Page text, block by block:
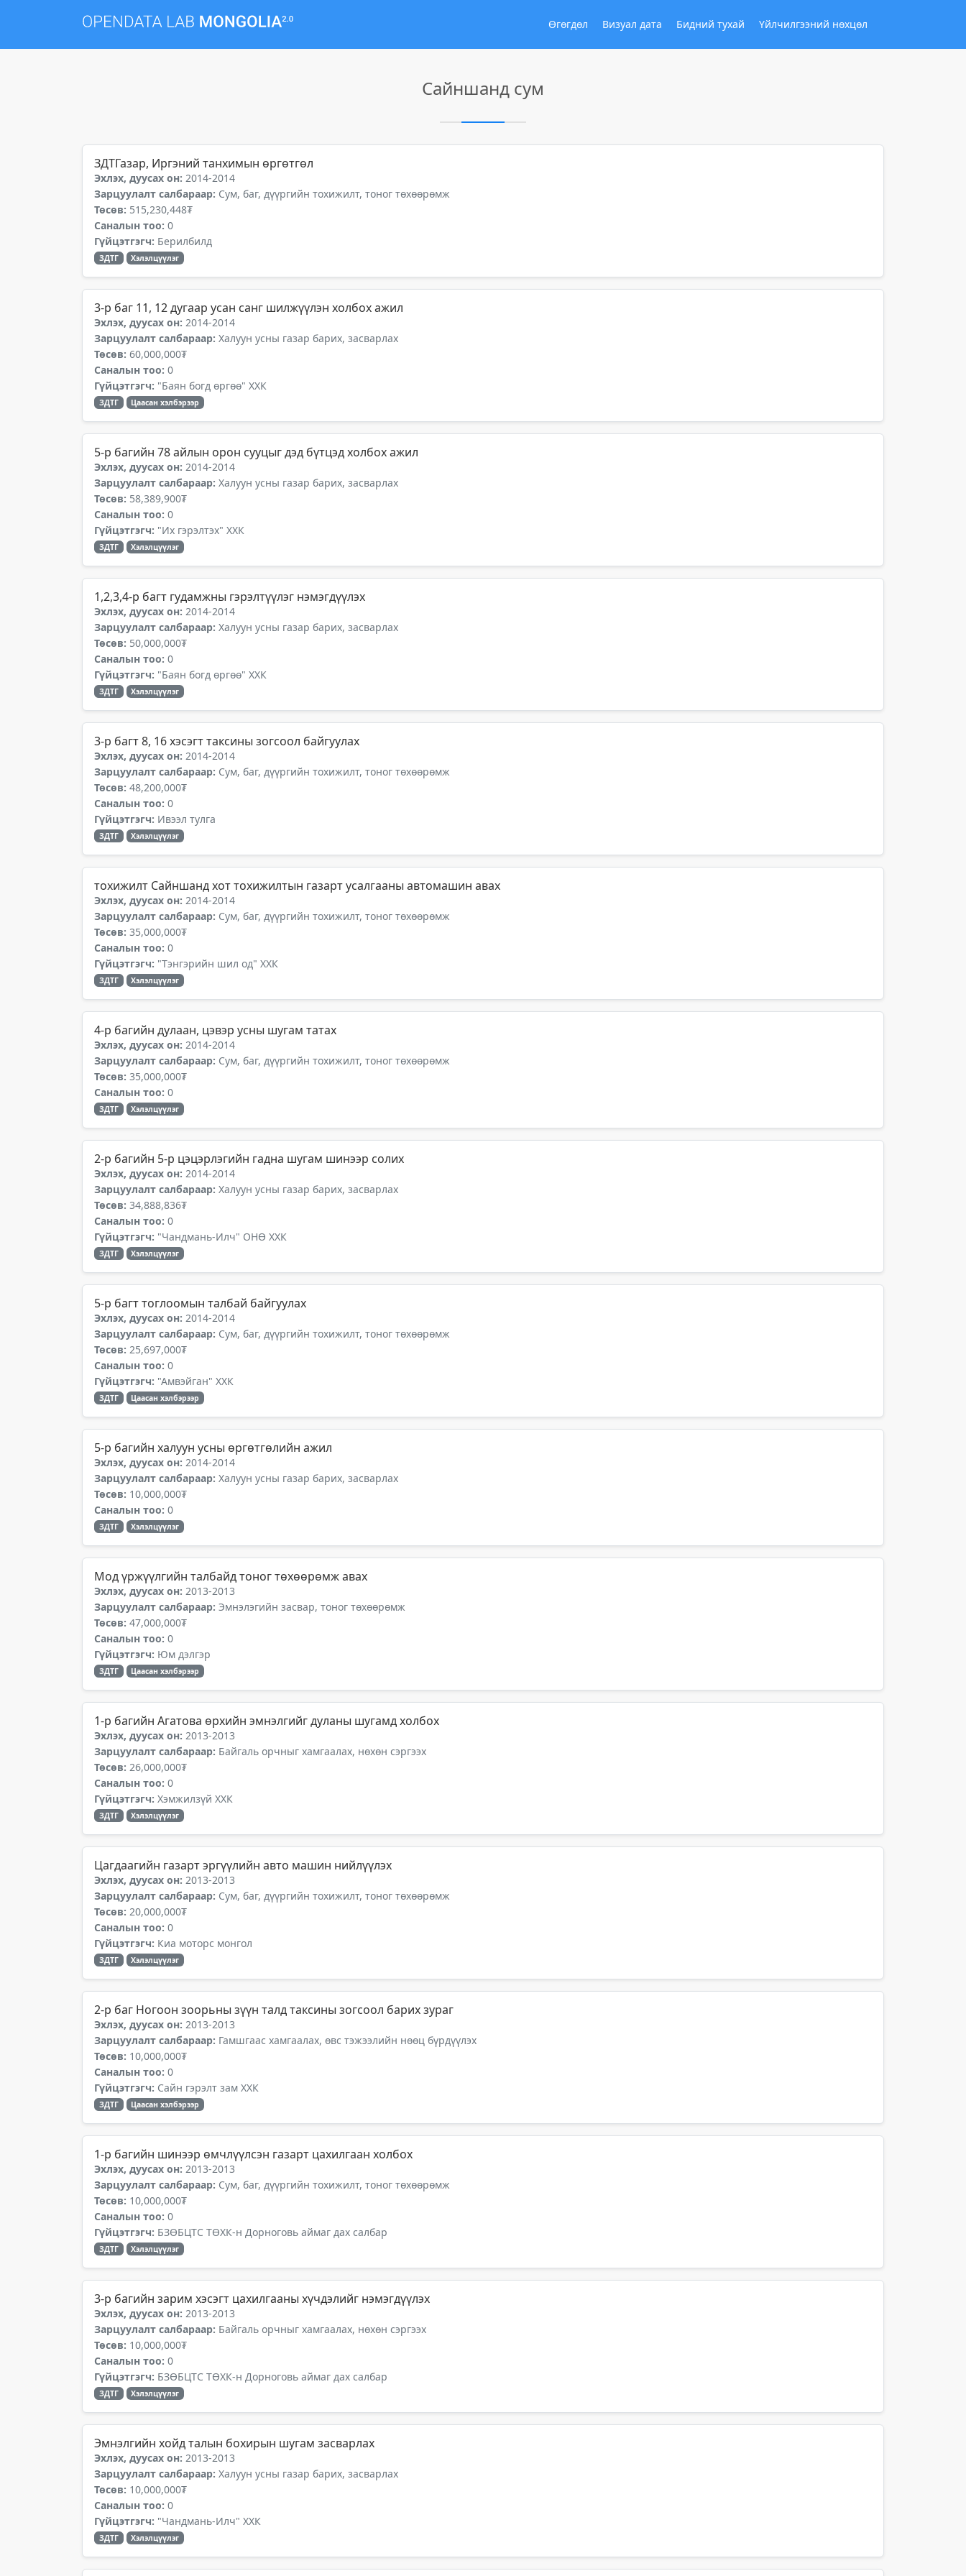
Өгөгдөл Визуал дата Бидний тухай Үйлчилгээний нөхцөл
Сайншанд сум
ЗДТГазар, Иргэний танхимын өргөтгөл
Эхлэх, дуусах он: 2014-2014
Зарцуулалт салбараар: Сум, баг, дүүргийн тохижилт, тоног төхөөрөмж
Төсөв: 515,230,448₮
Саналын тоо: 0
Гүйцэтгэгч: Берилбилд
ЗДТГ Хэлэлцүүлэг
3-р баг 11, 12 дугаар усан санг шилжүүлэн холбох ажил
Эхлэх, дуусах он: 2014-2014
Зарцуулалт салбараар: Халуун усны газар барих, засварлах
Төсөв: 60,000,000₮
Саналын тоо: 0
Гүйцэтгэгч: "Баян богд өргөө" ХХК
ЗДТГ Цаасан хэлбэрээр
5-р багийн 78 айлын орон сууцыг дэд бүтцэд холбох ажил
Эхлэх, дуусах он: 2014-2014
Зарцуулалт салбараар: Халуун усны газар барих, засварлах
Төсөв: 58,389,900₮
Саналын тоо: 0
Гүйцэтгэгч: "Их гэрэлтэх" ХХК
ЗДТГ Хэлэлцүүлэг
1,2,3,4-р багт гудамжны гэрэлтүүлэг нэмэгдүүлэх
Эхлэх, дуусах он: 2014-2014
Зарцуулалт салбараар: Халуун усны газар барих, засварлах
Төсөв: 50,000,000₮
Саналын тоо: 0
Гүйцэтгэгч: "Баян богд өргөө" ХХК
ЗДТГ Хэлэлцүүлэг
3-р багт 8, 16 хэсэгт таксины зогсоол байгуулах
Эхлэх, дуусах он: 2014-2014
Зарцуулалт салбараар: Сум, баг, дүүргийн тохижилт, тоног төхөөрөмж
Төсөв: 48,200,000₮
Саналын тоо: 0
Гүйцэтгэгч: Ивээл тулга
ЗДТГ Хэлэлцүүлэг
тохижилт Сайншанд хот тохижилтын газарт усалгааны автомашин авах
Эхлэх, дуусах он: 2014-2014
Зарцуулалт салбараар: Сум, баг, дүүргийн тохижилт, тоног төхөөрөмж
Төсөв: 35,000,000₮
Саналын тоо: 0
Гүйцэтгэгч: "Тэнгэрийн шил од" ХХК
ЗДТГ Хэлэлцүүлэг
4-р багийн дулаан, цэвэр усны шугам татах
Эхлэх, дуусах он: 2014-2014
Зарцуулалт салбараар: Сум, баг, дүүргийн тохижилт, тоног төхөөрөмж
Төсөв: 35,000,000₮
Саналын тоо: 0
ЗДТГ Хэлэлцүүлэг
2-р багийн 5-р цэцэрлэгийн гадна шугам шинээр солих
Эхлэх, дуусах он: 2014-2014
Зарцуулалт салбараар: Халуун усны газар барих, засварлах
Төсөв: 34,888,836₮
Саналын тоо: 0
Гүйцэтгэгч: "Чандмань-Илч" ОНӨ ХХК
ЗДТГ Хэлэлцүүлэг
5-р багт тоглоомын талбай байгуулах
Эхлэх, дуусах он: 2014-2014
Зарцуулалт салбараар: Сум, баг, дүүргийн тохижилт, тоног төхөөрөмж
Төсөв: 25,697,000₮
Саналын тоо: 0
Гүйцэтгэгч: "Амвэйган" ХХК
ЗДТГ Цаасан хэлбэрээр
5-р багийн халуун усны өргөтгөлийн ажил
Эхлэх, дуусах он: 2014-2014
Зарцуулалт салбараар: Халуун усны газар барих, засварлах
Төсөв: 10,000,000₮
Саналын тоо: 0
ЗДТГ Хэлэлцүүлэг
Мод үржүүлгийн талбайд тоног төхөөрөмж авах
Эхлэх, дуусах он: 2013-2013
Зарцуулалт салбараар: Эмнэлэгийн засвар, тоног төхөөрөмж
Төсөв: 47,000,000₮
Саналын тоо: 0
Гүйцэтгэгч: Юм дэлгэр
ЗДТГ Цаасан хэлбэрээр
1-р багийн Агатова өрхийн эмнэлгийг дуланы шугамд холбох
Эхлэх, дуусах он: 2013-2013
Зарцуулалт салбараар: Байгаль орчныг хамгаалах, нөхөн сэргээх
Төсөв: 26,000,000₮
Саналын тоо: 0
Гүйцэтгэгч: Хэмжилзүй ХХК
ЗДТГ Хэлэлцүүлэг
Цагдаагийн газарт эргүүлийн авто машин нийлүүлэх
Эхлэх, дуусах он: 2013-2013
Зарцуулалт салбараар: Сум, баг, дүүргийн тохижилт, тоног төхөөрөмж
Төсөв: 20,000,000₮
Саналын тоо: 0
Гүйцэтгэгч: Киа моторс монгол
ЗДТГ Хэлэлцүүлэг
2-р баг Ногоон зоорьны зүүн талд таксины зогсоол барих зураг
Эхлэх, дуусах он: 2013-2013
Зарцуулалт салбараар: Гамшгаас хамгаалах, өвс тэжээлийн нөөц бүрдүүлэх
Төсөв: 10,000,000₮
Саналын тоо: 0
Гүйцэтгэгч: Сайн гэрэлт зам ХХК
ЗДТГ Цаасан хэлбэрээр
1-р багийн шинээр өмчлүүлсэн газарт цахилгаан холбох
Эхлэх, дуусах он: 2013-2013
Зарцуулалт салбараар: Сум, баг, дүүргийн тохижилт, тоног төхөөрөмж
Төсөв: 10,000,000₮
Саналын тоо: 0
Гүйцэтгэгч: БЗӨБЦТС ТӨХК-н Дорноговь аймаг дах салбар
ЗДТГ Хэлэлцүүлэг
3-р багийн зарим хэсэгт цахилгааны хүчдэлийг нэмэгдүүлэх
Эхлэх, дуусах он: 2013-2013
Зарцуулалт салбараар: Байгаль орчныг хамгаалах, нөхөн сэргээх
Төсөв: 10,000,000₮
Саналын тоо: 0
Гүйцэтгэгч: БЗӨБЦТС ТӨХК-н Дорноговь аймаг дах салбар
ЗДТГ Хэлэлцүүлэг
Эмнэлгийн хойд талын бохирын шугам засварлах
Эхлэх, дуусах он: 2013-2013
Зарцуулалт салбараар: Халуун усны газар барих, засварлах
Төсөв: 10,000,000₮
Саналын тоо: 0
Гүйцэтгэгч: "Чандмань-Илч" ХХК
ЗДТГ Хэлэлцүүлэг